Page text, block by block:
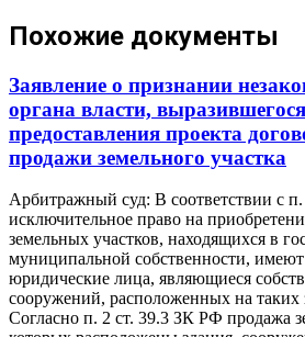
Похожие документы
Заявление о признании
органа власти,
предоставления проекта
продажи земельного участка
Арбитражный суд: В соответствии с
исключительное право на
земельных участков, находящихся в
муниципальной собственности,
юридические лица, являющиеся
сооружений, расположенных на таких
Согласно п. 2 ст. 39.3 ЗК РФ продажа